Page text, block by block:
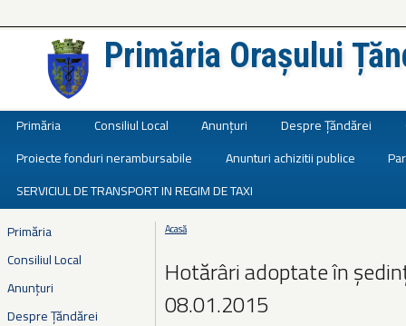
Primăria Orașului
Primăria Consiliul Local Anunțuri Despre Țăndărei
Proiecte fonduri nerambursabile
Anunturi achizitii publice
SERVICIUL DE TRANSPORT IN REGIM DE TAXI
Primăria
Consiliul Local
Anunțuri
Despre Țăndărei
Eşti aici
Acasă
Hotărâri adoptate în
08.01.2015